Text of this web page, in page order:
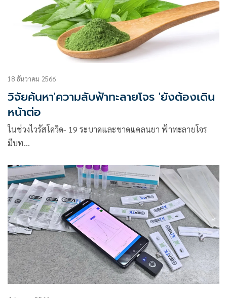
18 ธันวาคม 2566
วิจัยค้นหา'ความลับฟ้าทะลายโจร 'ยังต้องเดิน
หน้าต่อ
ในช่วงไวรัสโควิด- 19 ระบาดและขาดแคลนยา ฟ้าทะลายโจร
มีบท…